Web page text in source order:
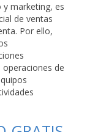
y marketing, es
de ventas
Por ello,
de